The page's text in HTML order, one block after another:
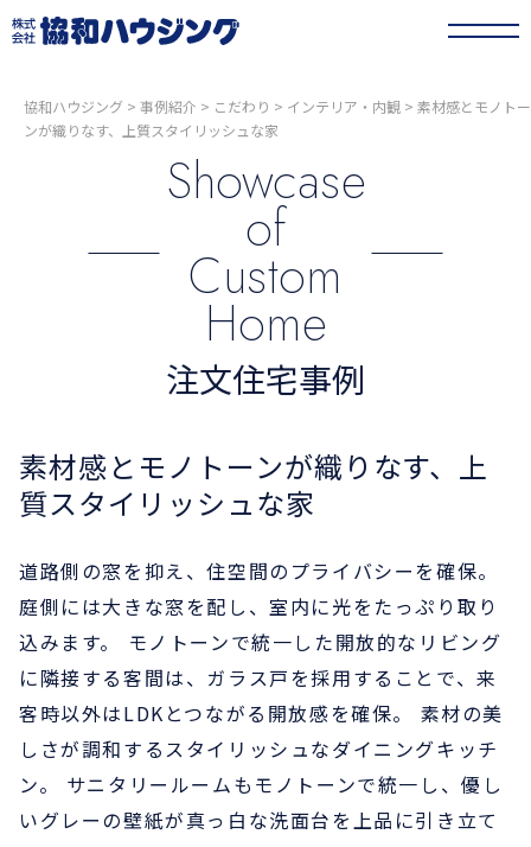
協和ハウジング > 事例紹介 > こだわり > インテリア・内観 > 素材感とモノトー
ンが織りなす、上質スタイリッシュな家
Showcase
of
Custom
Home
注文住宅事例
素材感とモノトーンが織りなす、上
質スタイリッシュな家
道路側の窓を抑え、住空間のプライバシーを確保。
庭側には大きな窓を配し、室内に光をたっぷり取り
込みます。 モノトーンで統一した開放的なリビング
に隣接する客間は、ガラス戸を採用することで、来
客時以外はLDKとつながる開放感を確保。 素材の美
しさが調和するスタイリッシュなダイニングキッチ
ン。 サニタリールームもモノトーンで統一し、優し
いグレーの壁紙が真っ白な洗面台を上品に引き立て